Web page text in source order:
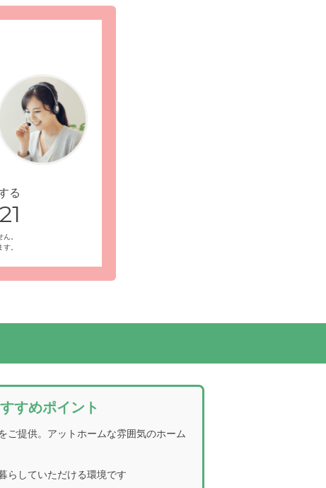
る
。
。
すめポイント
ご提供。アットホームな雰囲気のホーム
らしていただける環境です